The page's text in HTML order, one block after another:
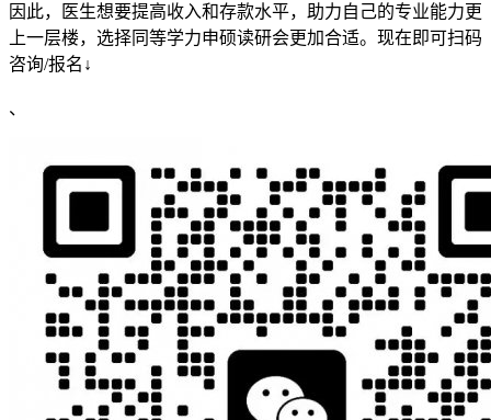
因此，医生想要提高收入和存款水平，助力自己的专业能力更
上一层楼，选择同等学力申硕读研会更加合适。现在即可扫码
咨询/报名↓
、